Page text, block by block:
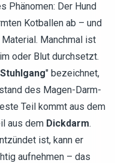
Phänomen: Der Hund
Kotballen ab – und
Manchmal ist
oder Blut durchsetzt.
" bezeichnet,
des Magen-Darm-
Teil kommt aus dem
aus dem Dickdarm.
ist, kann er
aufnehmen – das